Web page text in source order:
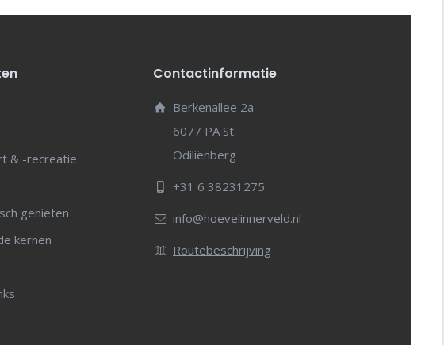
& -recreatie
genieten
kernen
Contactinformatie
Berkenallee 2a
6077 PA St.
Odiliënberg
+31 6 38231275
info@hoevelinnerveld.nl
Routebeschrijving